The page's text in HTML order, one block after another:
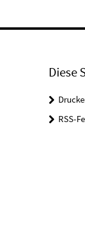
Diese
RSS-